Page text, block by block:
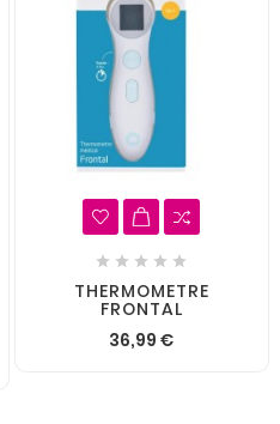
    
THERMOMETRE
FRONTAL
36,99 €